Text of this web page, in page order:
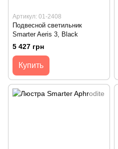
Артикул: 01-2408
Подвесной светильник
Smarter Aeris 3, Black
5 427 грн
Купить